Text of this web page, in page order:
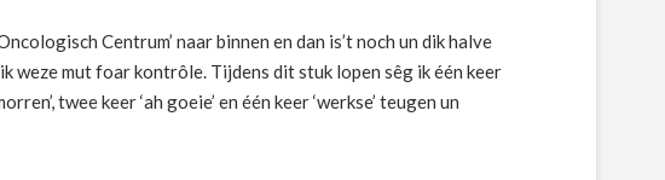
Centrum’ naar binnen en dan is’t noch un dik halve
weze mut foar kontrôle. Tijdens dit stuk lopen sêg ik één keer
twee keer ‘ah goeie’ en één keer ‘werkse’ teugen un